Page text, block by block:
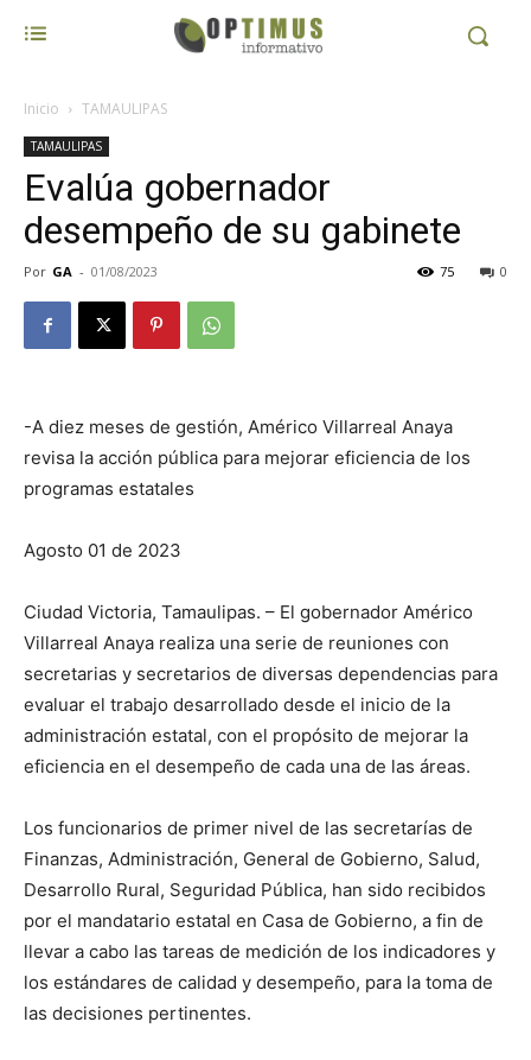
Inicio TAMAULIPAS
TAMAULIPAS
Evalúa gobernador
desempeño de su gabinete
Por GA - 01/08/2023 0
75
-A diez meses de gestión, Américo Villarreal Anaya
revisa la acción pública para mejorar eficiencia de los
programas estatales
Agosto 01 de 2023
Ciudad Victoria, Tamaulipas. – El gobernador Américo
Villarreal Anaya realiza una serie de reuniones con
secretarias y secretarios de diversas dependencias para
evaluar el trabajo desarrollado desde el inicio de la
administración estatal, con el propósito de mejorar la
eficiencia en el desempeño de cada una de las áreas.
Los funcionarios de primer nivel de las secretarías de
Finanzas, Administración, General de Gobierno, Salud,
Desarrollo Rural, Seguridad Pública, han sido recibidos
por el mandatario estatal en Casa de Gobierno, a fin de
llevar a cabo las tareas de medición de los indicadores y
los estándares de calidad y desempeño, para la toma de
las decisiones pertinentes.